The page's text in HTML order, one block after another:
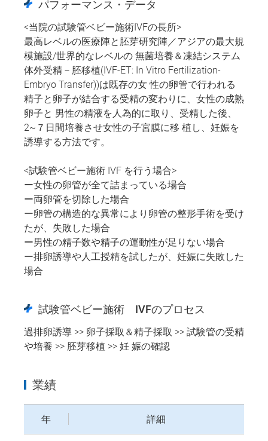
パフォーマンス・データ
<当院の試験管ベビー施術IVFの長所>
最高レベルの医療陣と胚芽研究陣／アジアの最大規
模施設/世界的なレベルの 無菌培養＆凍結システム
体外受精－胚移植(IVF-ET: In Vitro Fertilization-
Embryo Transfer))は既存の女 性の卵管で行われる
精子と卵子が結合する受精の変わりに、女性の成熟
卵子と 男性の精液を人為的に取り、受精した後、
2~７日間培養させ女性の子宮膜に移 植し、妊娠を
誘導する方法です。
<試験管ベビー施術 IVF を行う場合>
ー女性の卵管が全て詰まっている場合
ー両卵管を切除した場合
ー卵管の構造的な異常により卵管の整形手術を受け
たが、失敗した場合
ー男性の精子数や精子の運動性が足りない場合
ー排卵誘導や人工授精を試したが、妊娠に失敗した
場合
試験管ベビー施術 IVFのプロセス
過排卵誘導 >> 卵子採取＆精子採取 >> 試験管の受精
や培養 >> 胚芽移植 >> 妊 娠の確認
業績
年 詳細